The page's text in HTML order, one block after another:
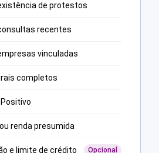
de protestos
recentes
vinculadas
completos
renda presumida
e limite de crédito Opcional